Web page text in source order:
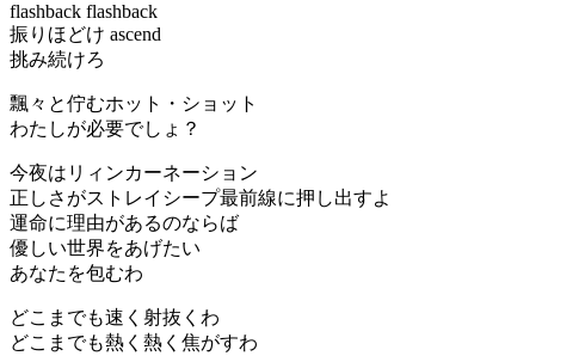
flashback flashback
振りほどけ ascend
挑み続けろ
飄々と佇むホット・ショット
わたしが必要でしょ？
今夜はリィンカーネーション
正しさがストレイシープ最前線に押し出すよ
運命に理由があるのならば
優しい世界をあげたい
あなたを包むわ
どこまでも速く射抜くわ
どこまでも熱く熱く焦がすわ